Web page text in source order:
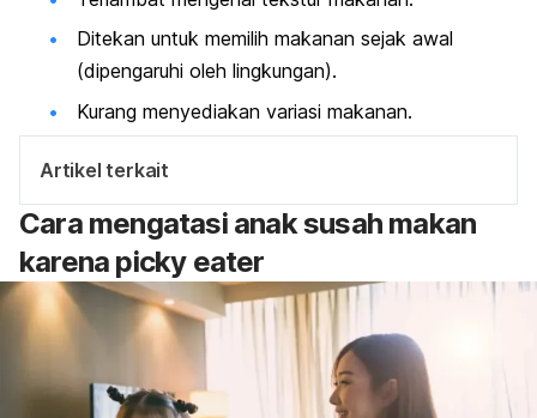
Ditekan untuk memilih makanan sejak awal
(dipengaruhi oleh lingkungan).
Kurang menyediakan variasi makanan.
Artikel terkait
Cara mengatasi anak susah makan
karena picky eater